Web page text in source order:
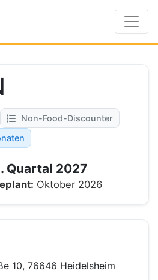
Non-Food-Discounter
Quartal 2027
Oktober 2026
10, 76646 Heidelsheim